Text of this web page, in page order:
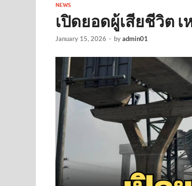
NEWS
เปิดยอดผู้เสียชีวิต
January 15, 2026 - byadmin01